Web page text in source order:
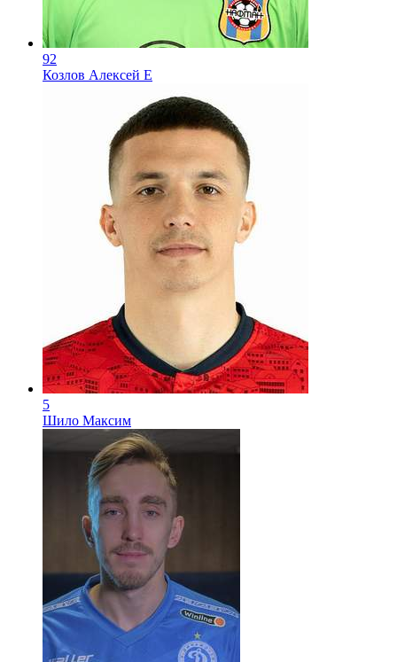
92
Козлов Алексей Е
5
Шило Максим